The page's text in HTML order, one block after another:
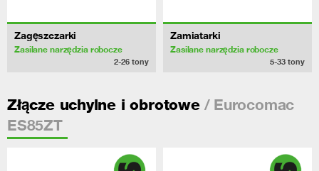
Zagęszczarki
Zasilane narzędzia robocze
2-26 tony
Zamiatarki
Zasilane narzędzia robocze
5-33 tony
Złącze uchylne i obrotowe/ Eurocomac
ES85ZT